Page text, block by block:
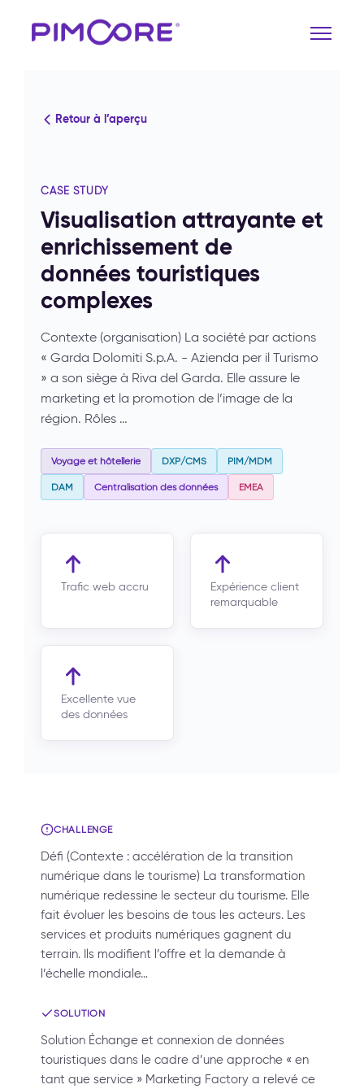
Retour à l’aperçu
CASE STUDY
Visualisation attrayante et
enrichissement de
données touristiques
complexes
Contexte (organisation) La société par actions
« Garda Dolomiti S.p.A. - Azienda per il Turismo
» a son siège à Riva del Garda. Elle assure le
marketing et la promotion de l’image de la
région. Rôles …
Voyage et hôtellerie DXP/CMS PIM/MDM
DAM Centralisation des données EMEA
Trafic web accru
Expérience client
remarquable
Excellente vue
des données
CHALLENGE
Défi (Contexte : accélération de la transition
numérique dans le tourisme) La transformation
numérique redessine le secteur du tourisme. Elle
fait évoluer les besoins de tous les acteurs. Les
services et produits numériques gagnent du
terrain. Ils modifient l’offre et la demande à
l’échelle mondiale…
SOLUTION
Solution Échange et connexion de données
touristiques dans le cadre d’une approche « en
tant que service » Marketing Factory a relevé ce